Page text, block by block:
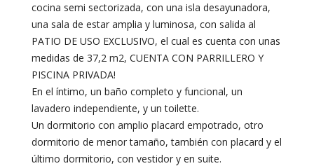
cocina semi sectorizada, con una isla desayunadora,
una sala de estar amplia y luminosa, con salida al
PATIO DE USO EXCLUSIVO, el cual es cuenta con unas
medidas de 37,2 m2, CUENTA CON PARRILLERO Y
PISCINA PRIVADA!
En el íntimo, un baño completo y funcional, un
lavadero independiente, y un toilette.
Un dormitorio con amplio placard empotrado, otro
dormitorio de menor tamaño, también con placard y el
último dormitorio, con vestidor y en suite.